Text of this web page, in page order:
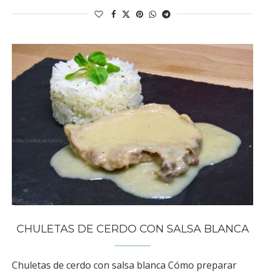
CHULETAS DE CERDO CON SALSA BLANCA
Chuletas de cerdo con salsa blanca Cómo preparar